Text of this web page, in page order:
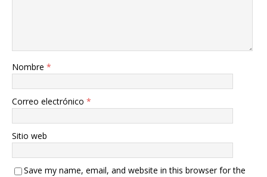
Nombre *
Correo electrónico *
Sitio web
Save my name, email, and website in this browser for the